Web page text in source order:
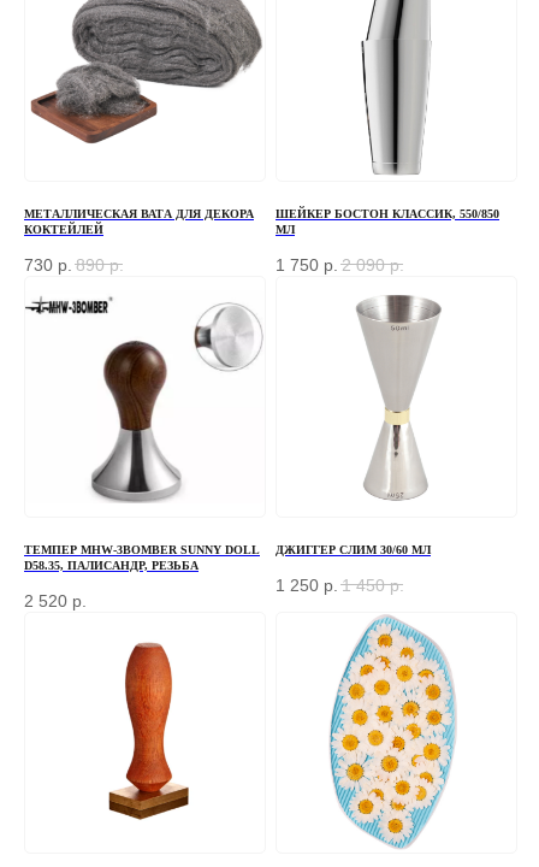
МЕТАЛЛИЧЕСКАЯ ВАТА ДЛЯ ДЕКОРА
КОКТЕЙЛЕЙ
730 р. 890 р.
ШЕЙКЕР БОСТОН КЛАССИК, 550/850
МЛ
1 750 р. 2 090 р.
ТЕМПЕР MHW-3BOMBER SUNNY DOLL
D58.35, ПАЛИСАНДР, РЕЗЬБА
2 520 р.
ДЖИГГЕР СЛИМ 30/60 МЛ
1 250 р. 1 450 р.
Если у вас есть вопросы по ассортименту или
нужна консультация — оставьте свои контакты, мы
свяжемся с вами
ЗАКАЗАТЬ ЗВОНОК